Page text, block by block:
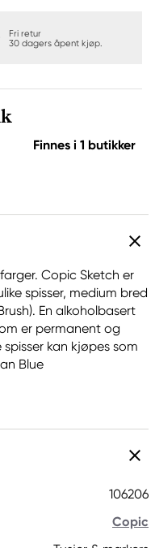
Fri retur
30 dagers åpent kjøp.
Finnes i 1 butikker
Copic Sketch er
spisser, medium bred
En alkoholbasert
er permanent og
kan kjøpes som
Blue
106206
Copic